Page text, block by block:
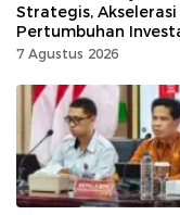
Strategis, Akselerasi
Pertumbuhan
Sulut
7 Agustus 2026